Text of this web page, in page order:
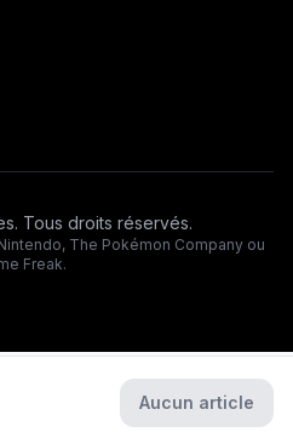
Tous droits réservés.
The Pokémon Company ou
Freak.
Aucun article